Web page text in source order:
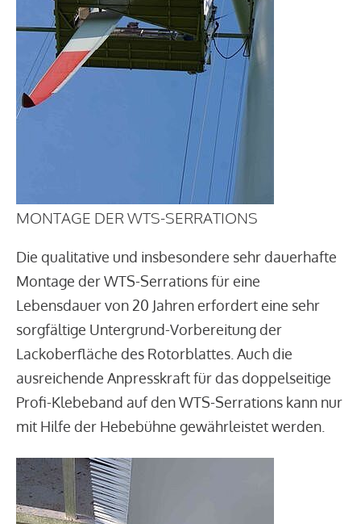
MONTAGE DER WTS-SERRATIONS
Die qualitative und insbesondere sehr dauerhafte
Montage der WTS-Serrations für eine
Lebensdauer von 20 Jahren erfordert eine sehr
sorgfältige Untergrund-Vorbereitung der
Lackoberfläche des Rotorblattes. Auch die
ausreichende Anpresskraft für das doppelseitige
Profi-Klebeband auf den WTS-Serrations kann nur
mit Hilfe der Hebebühne gewährleistet werden.